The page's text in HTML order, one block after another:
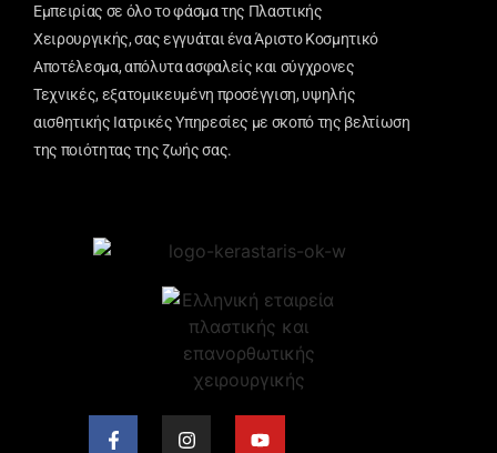
Εμπειρίας σε όλο το φάσμα της Πλαστικής
Χειρουργικής, σας εγγυάται ένα Άριστο Κοσμητικό
Αποτέλεσμα, απόλυτα ασφαλείς και σύγχρονες
Τεχνικές, εξατομικευμένη προσέγγιση, υψηλής
αισθητικής Ιατρικές Υπηρεσίες με σκοπό της βελτίωση
της ποιότητας της ζωής σας.